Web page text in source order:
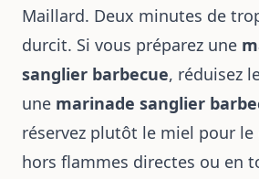
Maillard. Deux minutes de
durcit. Si vous préparez une
sanglier barbecue, réduisez
une marinade sanglier
réservez plutôt le miel pour le
hors flammes directes ou en